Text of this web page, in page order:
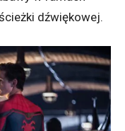
dźwiękowej.